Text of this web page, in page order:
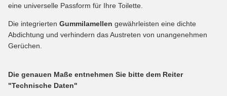
eine universelle Passform für Ihre Toilette.
Die integrierten Gummilamellen gewährleisten eine dichte
Abdichtung und verhindern das Austreten von unangenehmen
Gerüchen.
Die genauen Maße entnehmen Sie bitte dem Reiter
"Technische Daten"